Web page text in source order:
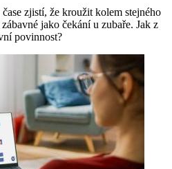
zjistí, že kroužit kolem stejného
jako čekání u zubaře. Jak z
povinnost?